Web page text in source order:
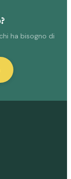
ha bisogno di